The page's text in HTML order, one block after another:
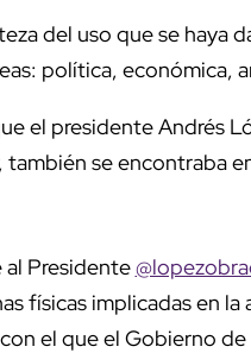
del uso que se haya
política, económica,
el presidente Andrés
también se encontraba
Presidente
físicas implicadas en
el que el Gobierno